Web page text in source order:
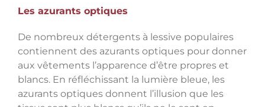
Les azurants optiques
De nombreux détergents à lessive populaires
contiennent des azurants optiques pour donner
aux vêtements l’apparence d’être propres et
blancs. En réfléchissant la lumière bleue, les
azurants optiques donnent l’illusion que les